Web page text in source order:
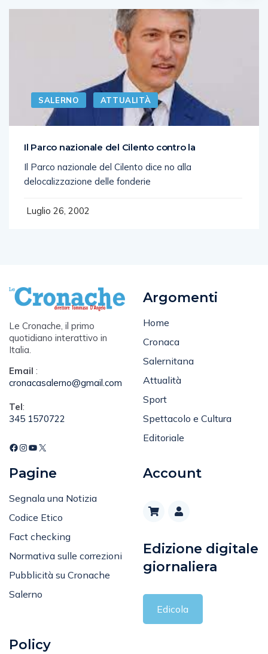
SALERNO ATTUALITÀ
Il Parco nazionale del Cilento contro la
Il Parco nazionale del Cilento dice no alla
delocalizzazione delle fonderie
Luglio 26, 2002
Le Cronache, il primo
quotidiano interattivo in
Italia.
Email :
cronacasalerno@gmail.com
Tel:
345 1570722
Argomenti
Home
Cronaca
Salernitana
Attualità
Sport
Spettacolo e Cultura
Editoriale
Pagine
Segnala una Notizia
Codice Etico
Fact checking
Normativa sulle correzioni
Pubblicità su Cronache
Salerno
Account
Edizione digitale
giornaliera
Edicola
Policy